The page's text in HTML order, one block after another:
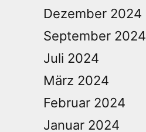
Dezember 2024
September 2024
Juli 2024
März 2024
Februar 2024
Januar 2024